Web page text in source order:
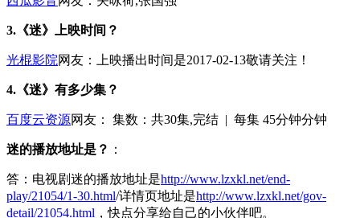
3.《迷》上映时间？
光棍影院网友：上映播出时间是2017-02-13敬请关注！
4.《迷》有多少集？
百度云资源网友： 集数： 共30集,完结 | 每集 45分钟分钟
迷的播放地址是？ ：
答：电视剧迷的播放地址是http://www.lzxkl.net/end-
play/21054/1-30.html/详情页地址是http://www.lzxkl.net/gov-
detail/21054.html ，快点分享给自己的小伙伴吧。